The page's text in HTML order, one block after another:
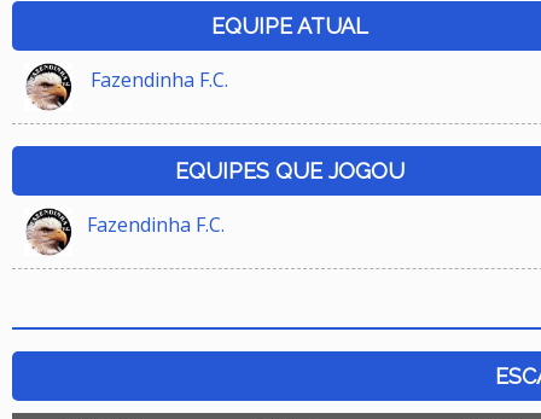
EQUIPE ATUAL
Fazendinha F.C.
EQUIPES QUE JOGOU
Fazendinha F.C.